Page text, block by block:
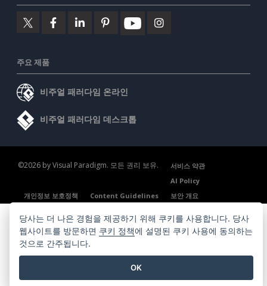
주요 제품
비주얼 패러다임 온라인
비주얼 패러다임 데스크톱
©2026 by Visual Paradigm. 모든 권리 보유.
서비스 약관
AI Policy
개인정보 보호정책
Content Guidelines 보안 개요
당사는 더 나은 경험을 제공하기 위해 쿠키를 사용합니다. 당사
웹사이트를 방문하면 쿠키 정책에 설명된 쿠키 사용에 동의하는
것으로 간주됩니다.
OK